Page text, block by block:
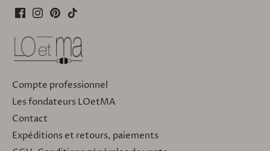
Compte professionnel
Les fondateurs LOetMA
Contact
Expéditions et retours, paiements